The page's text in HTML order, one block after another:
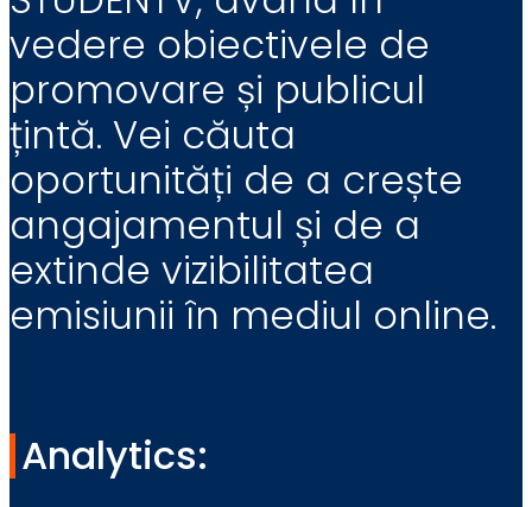
vedere obiectivele de
promovare și publicul
țintă. Vei căuta
oportunități de a crește
angajamentul și de a
extinde vizibilitatea
emisiunii în mediul online.
Analytics: